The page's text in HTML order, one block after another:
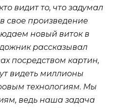
видит то, что задумал
свое произведение
новый виток в
рассказывал
посредством картин,
видеть миллионы
технологиям. Мы
ведь наша задача